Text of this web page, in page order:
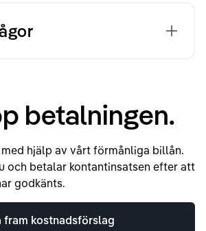
betalningen.
hjälp av vårt förmånliga billån.
och betalar kontantinsatsen efter att
godkänts.
fram kostnadsförslag